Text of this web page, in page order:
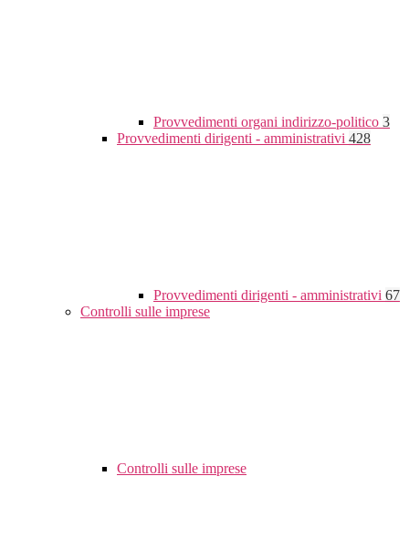
Provvedimenti organi indirizzo-politico 3
Provvedimenti dirigenti - amministrativi 428
Provvedimenti dirigenti - amministrativi 67
Controlli sulle imprese
Controlli sulle imprese